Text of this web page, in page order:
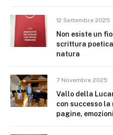
12 Settembre 2025
Non esiste un
scrittura
natura
7 Novembre 2025
Vallo della
con successo
pagine,